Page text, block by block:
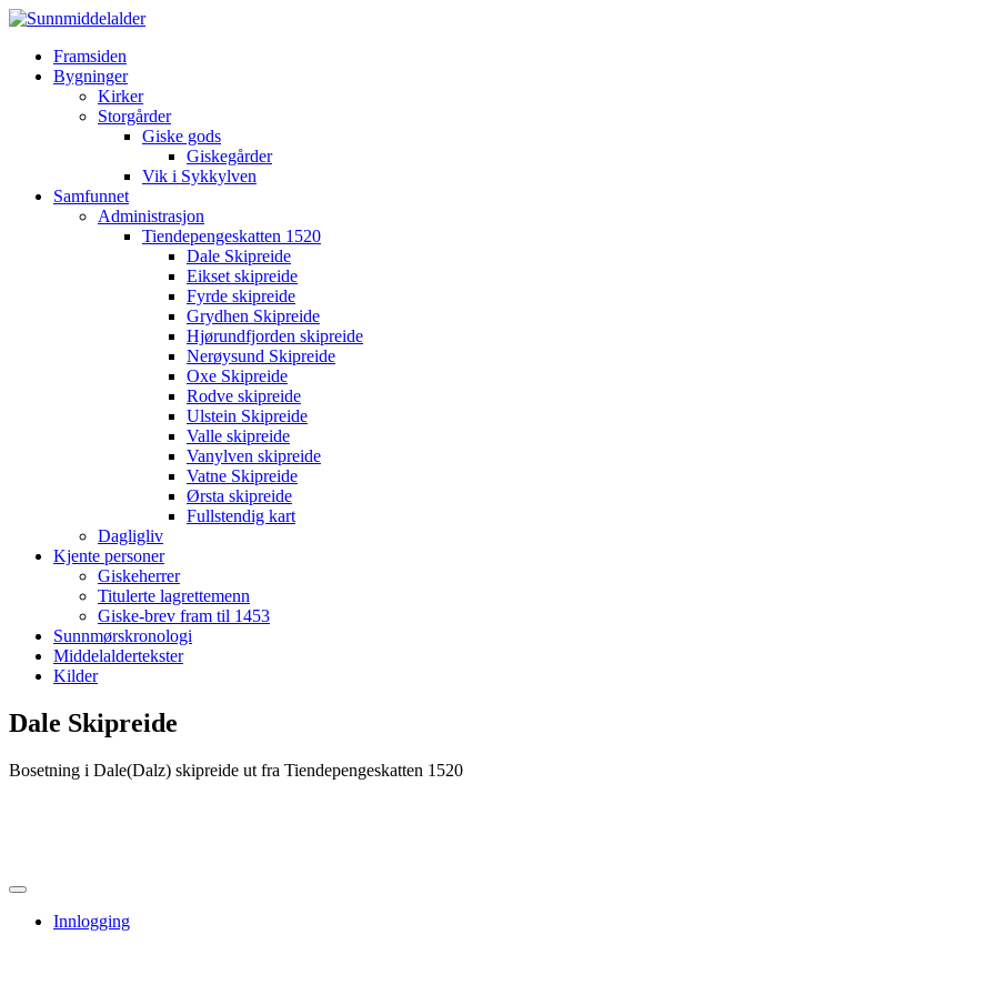
Framsiden
Bygninger
Kirker
Storgårder
Giske gods
Giskegårder
Vik i Sykkylven
Samfunnet
Administrasjon
Tiendepengeskatten 1520
Dale Skipreide
Eikset skipreide
Fyrde skipreide
Grydhen Skipreide
Hjørundfjorden skipreide
Nerøysund Skipreide
Oxe Skipreide
Rodve skipreide
Ulstein Skipreide
Valle skipreide
Vanylven skipreide
Vatne Skipreide
Ørsta skipreide
Fullstendig kart
Dagligliv
Kjente personer
Giskeherrer
Titulerte lagrettemenn
Giske-brev fram til 1453
Sunnmørskronologi
Middelaldertekster
Kilder
Dale Skipreide
Bosetning i Dale(Dalz) skipreide ut fra Tiendepengeskatten 1520
Innlogging